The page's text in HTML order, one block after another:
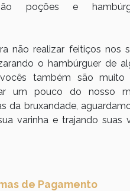
poções e
não realizar feitiços nos
o hambúrguer de
também são muito
um pouco do nosso
da bruxandade,
varinha e trajando suas
de Pagamento